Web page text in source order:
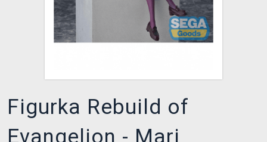
Figurka Rebuild of
Evangelion - Mari